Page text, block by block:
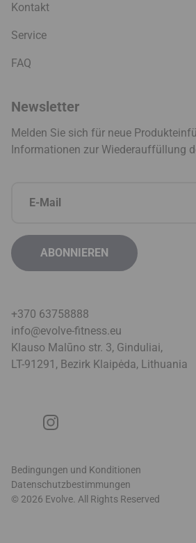
Kontakt
Service
FAQ
Newsletter
Melden Sie sich für neue
Informationen zur Wiederauffüllung
+370 63758888
info@evolve-fitness.eu
Klauso Malūno str. 3, Ginduliai,
LT-91291, Bezirk Klaipėda, Lithuania
© 2026 Evolve. All Rights Reserved
Bedingungen und Konditionen
Datenschutzbestimmungen